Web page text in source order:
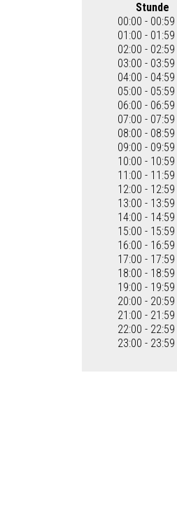
Stunde
00:00 - 00:59
01:00 - 01:59
02:00 - 02:59
03:00 - 03:59
04:00 - 04:59
05:00 - 05:59
06:00 - 06:59
07:00 - 07:59
08:00 - 08:59
09:00 - 09:59
10:00 - 10:59
11:00 - 11:59
12:00 - 12:59
13:00 - 13:59
14:00 - 14:59
15:00 - 15:59
16:00 - 16:59
17:00 - 17:59
18:00 - 18:59
19:00 - 19:59
20:00 - 20:59
21:00 - 21:59
22:00 - 22:59
23:00 - 23:59